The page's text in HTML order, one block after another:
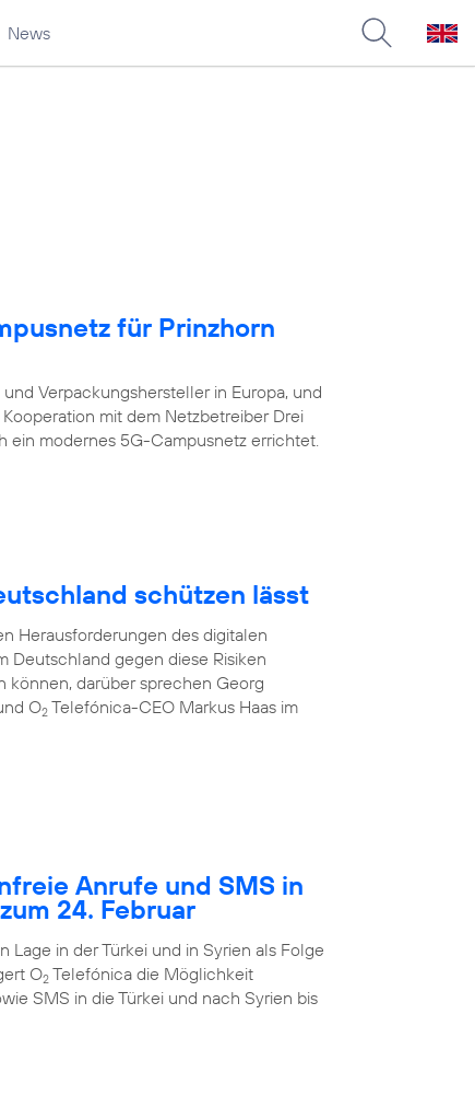
News
für Prinzhorn
Verpackungshersteller in Europa, und
mit dem Netzbetreiber Drei
ein modernes 5G-Campusnetz errichtet.
schützen lässt
Herausforderungen des digitalen
Deutschland gegen diese Risiken
können, darüber sprechen Georg
O2 Telefónica-CEO Markus Haas im
Anrufe und SMS in
24. Februar
in der Türkei und in Syrien als Folge
O2 Telefónica die Möglichkeit
SMS in die Türkei und nach Syrien bis